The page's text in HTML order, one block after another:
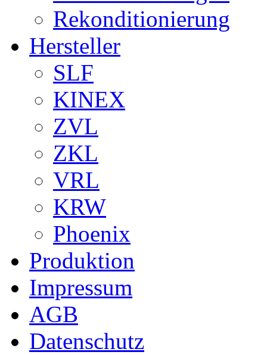
Rekonditionierung
Hersteller
SLF
KINEX
ZVL
ZKL
VRL
KRW
Phoenix
Produktion
Impressum
AGB
Datenschutz